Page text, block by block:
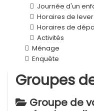
Journée d'un
Horaires de
Horaires de
Activités
Ménage
Enquête
Groupes
Groupe de